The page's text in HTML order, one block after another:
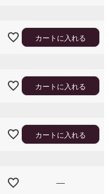
カートに入れる
カートに入れる
カートに入れる
—